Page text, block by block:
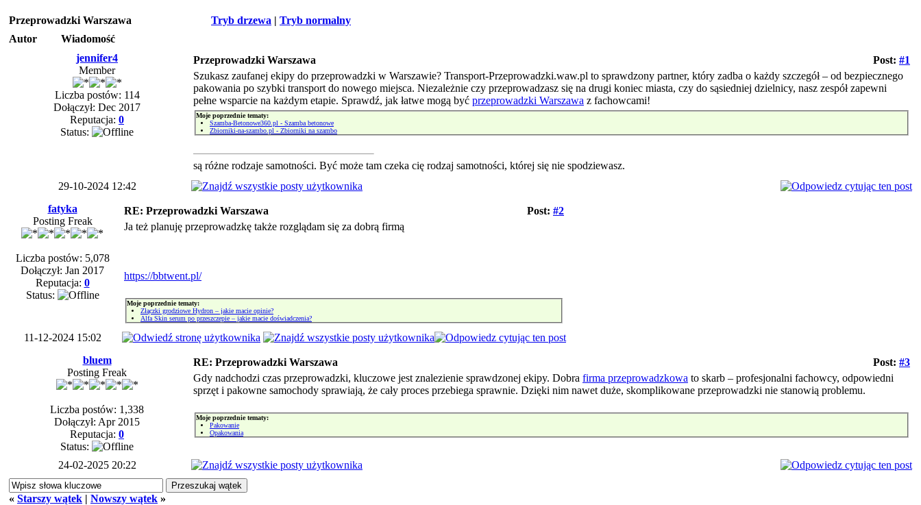
Tryb drzewa | Tryb normalny
Przeprowadzki Warszawa
Autor
Wiadomość
jennifer4
Member
Liczba postów: 114
Dołączył: Dec 2017
Reputacja: 0
Status:
Post: #1
Przeprowadzki Warszawa
Szukasz zaufanej ekipy do przeprowadzki w Warszawie? Transport-Przeprowadzki.waw.pl to sprawdzony partner, który zadba o każdy szczegół – od bezpiecznego
pakowania po szybki transport do nowego miejsca. Niezależnie czy przeprowadzasz się na drugi koniec miasta, czy do sąsiedniej dzielnicy, nasz zespół zapewni
pełne wsparcie na każdym etapie. Sprawdź, jak łatwe mogą być przeprowadzki Warszawa z fachowcami!
Moje poprzednie tematy:
Szamba-Betonowe360.pl - Szamba betonowe
Zbiorniki-na-szambo.pl - Zbiorniki na szambo
są różne rodzaje samotności. Być może tam czeka cię rodzaj samotności, której się nie spodziewasz.
29-10-2024 12:42
fatyka
Posting Freak
Liczba postów: 5,078
Dołączył: Jan 2017
Reputacja: 0
Status:
Post: #2
RE: Przeprowadzki Warszawa
Ja też planuję przeprowadzkę także rozglądam się za dobrą firmą
https://bbtwent.pl/
Moje poprzednie tematy:
Złączki grodziowe Hydron – jakie macie opinie?
Alfa Skin serum po przeszczepie – jakie macie doświadczenia?
11-12-2024 15:02
bluem
Posting Freak
Liczba postów: 1,338
Dołączył: Apr 2015
Reputacja: 0
Status:
Post: #3
RE: Przeprowadzki Warszawa
Gdy nadchodzi czas przeprowadzki, kluczowe jest znalezienie sprawdzonej ekipy. Dobra firma przeprowadzkowa to skarb – profesjonalni fachowcy, odpowiedni
sprzęt i pakowne samochody sprawiają, że cały proces przebiega sprawnie. Dzięki nim nawet duże, skomplikowane przeprowadzki nie stanowią problemu.
Moje poprzednie tematy:
Pakowanie
Opakowania
24-02-2025 20:22
« Starszy wątek | Nowszy wątek »